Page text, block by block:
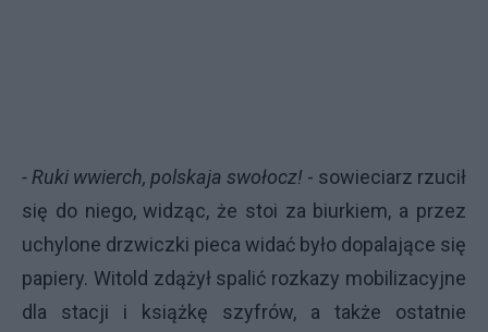
- Ruki wwierch, polskaja swołocz! - sowieciarz rzucił
się do niego, widząc, że stoi za biurkiem, a przez
uchylone drzwiczki pieca widać było dopalające się
papiery. Witold zdążył spalić rozkazy mobilizacyjne
dla stacji i książkę szyfrów, a także ostatnie